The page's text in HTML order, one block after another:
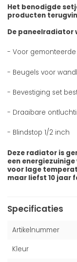
Het benodigde
producten
De paneelradiator
- Voor
- Beugels voor
- Bevestiging set
- Draaibare
- Blindstop 1/2 inch
Deze radiator is
een
voor lage
maar liefst 10 jaar
Specificaties
Artikelnummer
Kleur